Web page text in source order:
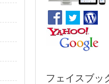
フェイスブッ